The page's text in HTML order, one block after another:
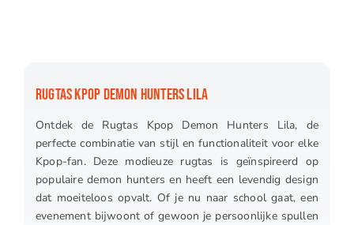
RUGTAS KPOP DEMON HUNTERS LILA
Ontdek de Rugtas Kpop Demon Hunters Lila, de
perfecte combinatie van stijl en functionaliteit voor elke
Kpop-fan. Deze modieuze rugtas is geïnspireerd op
populaire demon hunters en heeft een levendig design
dat moeiteloos opvalt. Of je nu naar school gaat, een
evenement bijwoont of gewoon je persoonlijke spullen